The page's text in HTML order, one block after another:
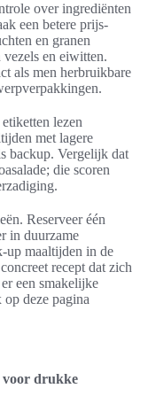
over ingrediënten
een betere prijs-
en granen
en eiwitten.
als men herbruikbare
lezen
met lagere
backup. Vergelijk dat
die scoren
Reserveer één
in duurzame
up maaltijden in de
recept dat zich
een smakelijke
deze pagina
voor drukke